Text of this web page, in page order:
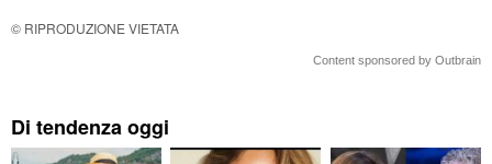
© RIPRODUZIONE VIETATA
Content sponsored by Outbrain
Di tendenza oggi